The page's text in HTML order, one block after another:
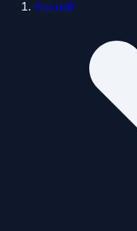
Accueil